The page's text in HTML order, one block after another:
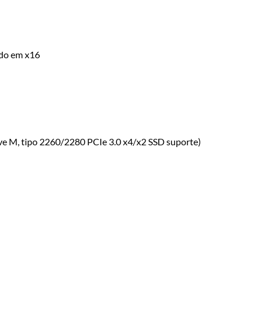
em x16
M, tipo 2260/2280 PCIe 3.0 x4/x2 SSD suporte)